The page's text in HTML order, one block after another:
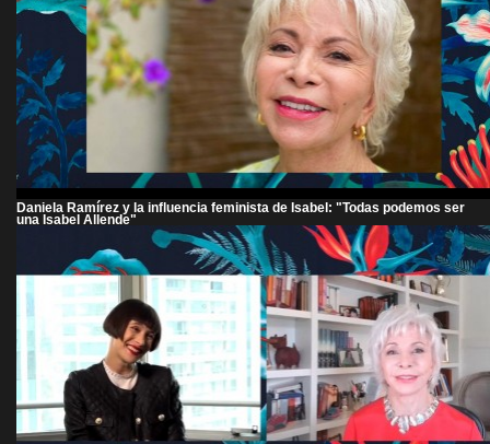
Daniela Ramírez y la influencia feminista de Isabel: "Todas podemos ser
una Isabel Allende"